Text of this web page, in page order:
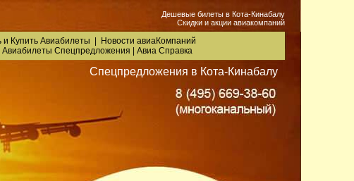
Дешевые билеты в Кота-Кинабалу
Скидки и акции авиакомпаний
и Купить Авиабилеты
Новости авиаКомпаний
Авиабилеты Спецпредложения Авиа Справка
Спецпредложения в Кота-Кинабалу